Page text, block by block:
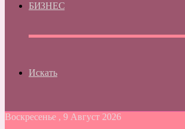
БИЗНЕС
Искать
Воскресенье , 9 Август 2026